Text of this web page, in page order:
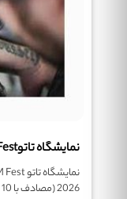
نمایشگاه تاتوBAUM Fest
2026 (مصادف با 10 الی 12 مهر 1405)، د ...